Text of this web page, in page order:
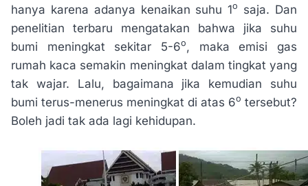
hanya karena adanya kenaikan suhu 1o
saja. Dan
penelitian terbaru mengatakan bahwa jika suhu
bumi meningkat sekitar 5-6o , maka emisi gas
rumah kaca semakin meningkat dalam tingkat yang
tak wajar. Lalu, bagaimana jika kemudian suhu
bumi terus-menerus meningkat di atas 6o tersebut?
Boleh jadi tak ada lagi kehidupan.